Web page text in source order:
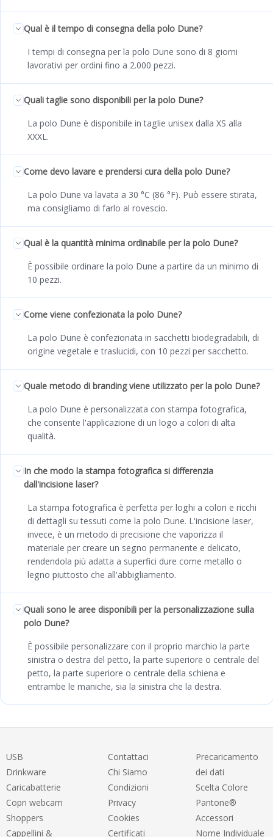
Qual è il tempo di consegna della polo Dune?
I tempi di consegna per la polo Dune sono di 8 giorni
lavorativi per ordini fino a 2.000 pezzi.
Quali taglie sono disponibili per la polo Dune?
La polo Dune è disponibile in taglie unisex dalla XS alla
XXXL.
Come devo lavare e prendersi cura della polo Dune?
La polo Dune va lavata a 30 °C (86 °F). Può essere stirata,
ma consigliamo di farlo al rovescio.
Qual è la quantità minima ordinabile per la polo Dune?
È possibile ordinare la polo Dune a partire da un minimo di
10 pezzi.
Come viene confezionata la polo Dune?
La polo Dune è confezionata in sacchetti biodegradabili, di
origine vegetale e traslucidi, con 10 pezzi per sacchetto.
Quale metodo di branding viene utilizzato per la polo Dune?
La polo Dune è personalizzata con stampa fotografica,
che consente l'applicazione di un logo a colori di alta
qualità.
In che modo la stampa fotografica si differenzia
dall'incisione laser?
La stampa fotografica è perfetta per loghi a colori e ricchi
di dettagli su tessuti come la polo Dune. L'incisione laser,
invece, è un metodo di precisione che vaporizza il
materiale per creare un segno permanente e delicato,
rendendola più adatta a superfici dure come metallo o
legno piuttosto che all'abbigliamento.
Quali sono le aree disponibili per la personalizzazione sulla
polo Dune?
È possibile personalizzare con il proprio marchio la parte
sinistra o destra del petto, la parte superiore o centrale del
petto, la parte superiore o centrale della schiena e
entrambe le maniche, sia la sinistra che la destra.
USB
Drinkware
Caricabatterie
Copri webcam
Shoppers
Cappellini &
Contattaci
Chi Siamo
Condizioni
Privacy
Cookies
Certificati
Precaricamento
dei dati
Scelta Colore
Pantone®
Accessori
Nome Individuale